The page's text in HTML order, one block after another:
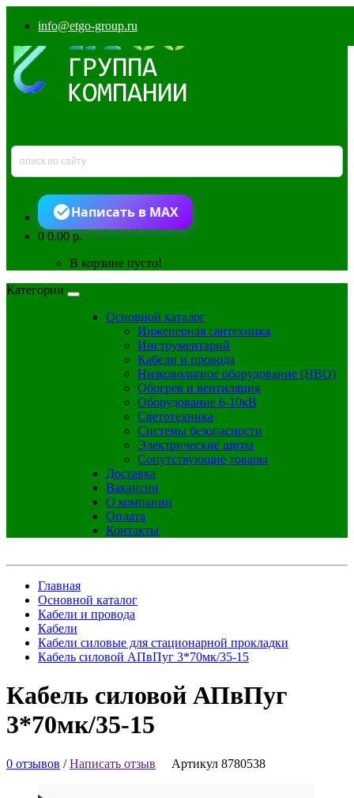
info@etgo-group.ru
Написать в MAX
00.00 р.
В корзине пусто!
Категории
Основной каталог
Инженерная сантехника
Инструментарий
Кабели и провода
Низковольтное оборудование (НВО)
Обогрев и вентиляция
Оборудование 6-10кВ
Светотехника
Системы безопасности
Электрические щиты
Сопутствующие товары
Доставка
Вакансии
О компании
Оплата
Контакты
Главная
Основной каталог
Кабели и провода
Кабели
Кабели силовые для стационарной прокладки
Кабель силовой АПвПуг 3*70мк/35-15
Кабель силовой АПвПуг
3*70мк/35-15
0 отзывов /Написать отзыв Артикул 8780538